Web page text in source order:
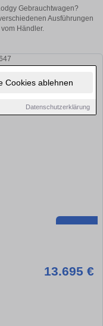
Cookies ablehnen
Datenschutzerklärung
Gebrauchtwagen?
Ausführungen
Händler.
13.695 €